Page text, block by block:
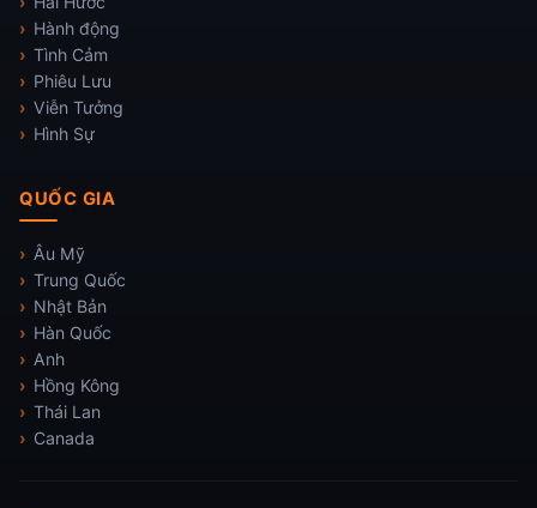
Hành động
Tình Cảm
Phiêu Lưu
Viễn Tưởng
Hình Sự
QUỐC GIA
Âu Mỹ
Trung Quốc
Nhật Bản
Hàn Quốc
Anh
Hồng Kông
Thái Lan
Canada